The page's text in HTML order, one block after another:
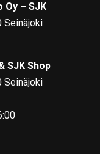
Oy – SJK
Seinäjoki
SJK Shop
Seinäjoki